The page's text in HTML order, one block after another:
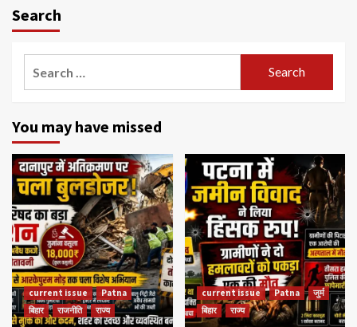
Search
You may have missed
current issue
Patna
बिहार
राजनीति राज्य
current issue Patna
जुर्म
बिहार
राज्य